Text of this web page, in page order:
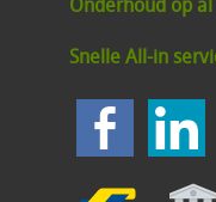
Snelle All-in